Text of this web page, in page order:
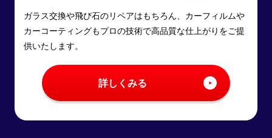
ガラス交換や飛び石のリペアはもちろん、カーフィルムや
カーコーティングもプロの技術で高品質な仕上がりをご提
供いたします。
詳しくみる